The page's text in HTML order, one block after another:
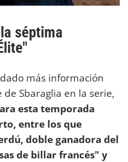
séptima
más información
Sbaraglia en la serie,
esta temporada
entre los que
doble ganadora del
de billar francés" y